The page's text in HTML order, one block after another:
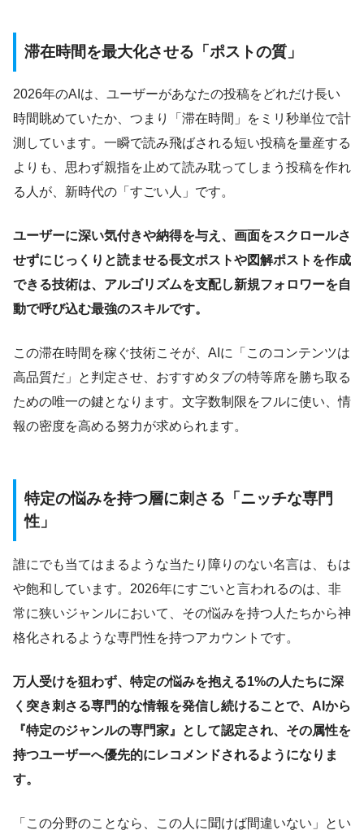
滞在時間を最大化させる「ポストの質」
2026年のAIは、ユーザーがあなたの投稿をどれだけ長い
時間眺めていたか、つまり「滞在時間」をミリ秒単位で計
測しています。一瞬で読み飛ばされる短い投稿を量産する
よりも、思わず親指を止めて読み耽ってしまう投稿を作れ
る人が、新時代の「すごい人」です。
ユーザーに深い気付きや納得を与え、画面をスクロールさ
せずにじっくりと読ませる長文ポストや図解ポストを作成
できる技術は、アルゴリズムを支配し新規フォロワーを自
動で呼び込む最強のスキルです。
この滞在時間を稼ぐ技術こそが、AIに「このコンテンツは
高品質だ」と判定させ、おすすめタブの特等席を勝ち取る
ための唯一の鍵となります。文字数制限をフルに使い、情
報の密度を高める努力が求められます。
特定の悩みを持つ層に刺さる「ニッチな専門
性」
誰にでも当てはまるような当たり障りのない名言は、もは
や飽和しています。2026年にすごいと言われるのは、非
常に狭いジャンルにおいて、その悩みを持つ人たちから神
格化されるような専門性を持つアカウントです。
万人受けを狙わず、特定の悩みを抱える1%の人たちに深
く突き刺さる専門的な情報を発信し続けることで、AIから
『特定のジャンルの専門家』として認定され、その属性を
持つユーザーへ優先的にレコメンドされるようになりま
す。
「この分野のことなら、この人に聞けば間違いない」とい